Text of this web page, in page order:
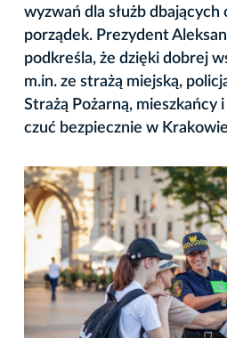
wyzwań dla służb
porządek. Prezydent
podkreśla, że dzięki dobrej
m.in. ze strażą miejską,
Strażą Pożarną, mieszkańcy
czuć bezpiecznie w